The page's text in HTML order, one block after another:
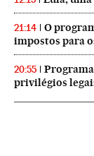
21:14
O
impostos para
20:55
privilégios